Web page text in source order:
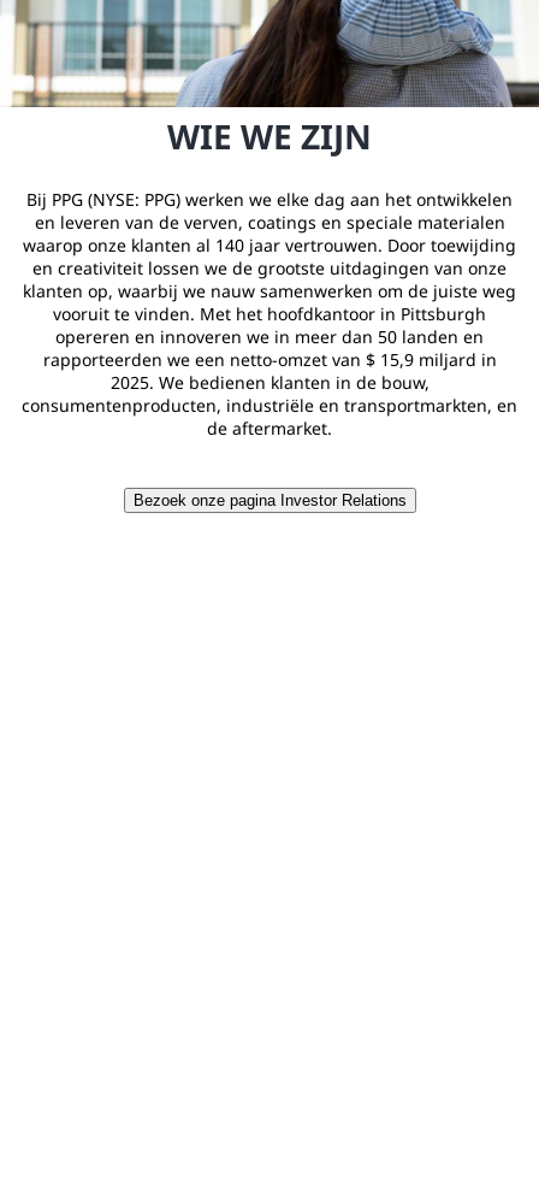
WIE WE ZIJN
Bij PPG (NYSE: PPG) werken we elke dag aan het ontwikkelen
en leveren van de verven, coatings en speciale materialen
waarop onze klanten al 140 jaar vertrouwen. Door toewijding
en creativiteit lossen we de grootste uitdagingen van onze
klanten op, waarbij we nauw samenwerken om de juiste weg
vooruit te vinden. Met het hoofdkantoor in Pittsburgh
opereren en innoveren we in meer dan 50 landen en
rapporteerden we een netto-omzet van $ 15,9 miljard in
2025. We bedienen klanten in de bouw,
consumentenproducten, industriële en transportmarkten, en
de aftermarket.
Bezoek onze pagina Investor Relations